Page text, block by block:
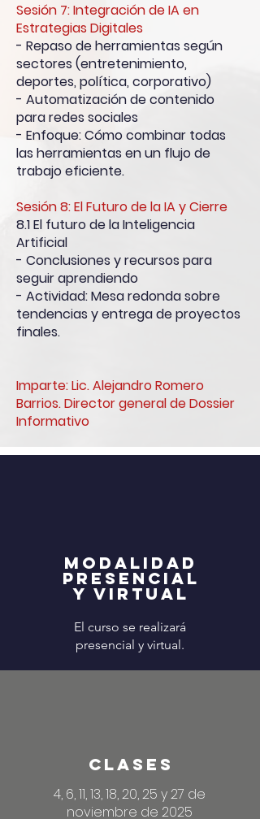
Sesión 7: Integración de IA en
Estrategias Digitales
- Repaso de herramientas según
sectores (entretenimiento,
deportes, política, corporativo)
- Automatización de contenido
para redes sociales
- Enfoque: Cómo combinar todas
las herramientas en un flujo de
trabajo eficiente.
Sesión 8: El Futuro de la IA y Cierre
8.1 El futuro de la Inteligencia
Artificial
- Conclusiones y recursos para
seguir aprendiendo
- Actividad: Mesa redonda sobre
tendencias y entrega de proyectos
finales.
Imparte: Lic. Alejandro Romero
Barrios. Director general de Dossier
Informativo
MODALIDAD
presencial
y virtual
El curso se realizará
presencial y virtual.
CLASES
4, 6, 11, 13, 18, 20, 25 y 27 de
noviembre de 2025